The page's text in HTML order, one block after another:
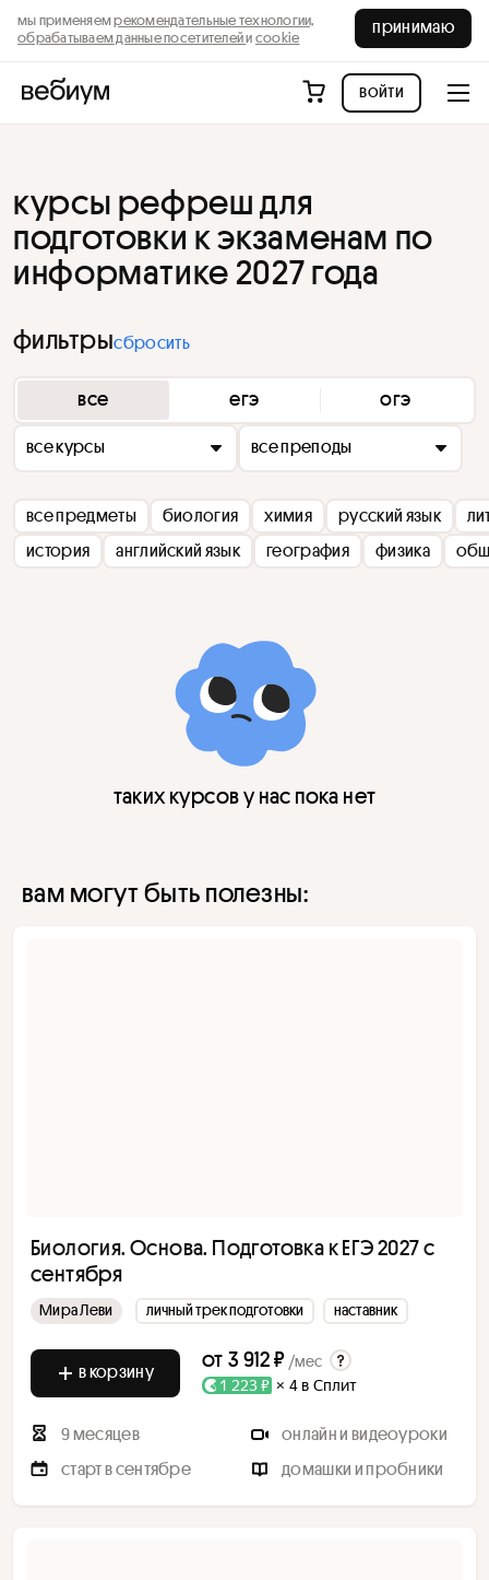
мы применяемрекомендательные технологии,
обрабатываем данные посетителейи cookie
принимаю
войти
курсы рефреш для
подготовки к экзаменам по
информатике 2027 года
фильтрысбросить
все егэ огэ
все курсы все преподы
все предметы биология химия русский язык
история
английский язык география физика
таких курсов у нас пока нет
вам могут быть полезны:
Биология. Основа. Подготовка к ЕГЭ 2027 с
cентября
Мира Леви личный трек подготовки наставник
в корзину от 3 912 ₽ /мес
1 223 ₽ × 4 в Сплит
9 месяцев
онлайн и видеоуроки
старт в сентябре
домашки и пробники